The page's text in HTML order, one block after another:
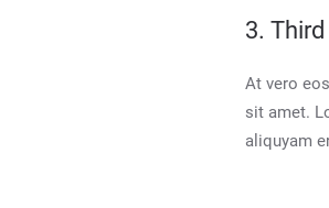
3.
At vero
sit amet.
aliquyam